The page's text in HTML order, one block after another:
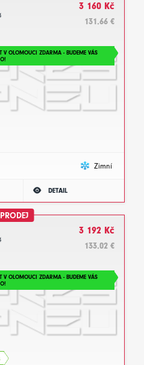
3 160 Kč
131.66 €
V OLOMOUCI ZDARMA - BUDEME VÁS
Zimní
DETAIL
3 192 Kč
133.02 €
V OLOMOUCI ZDARMA - BUDEME VÁS